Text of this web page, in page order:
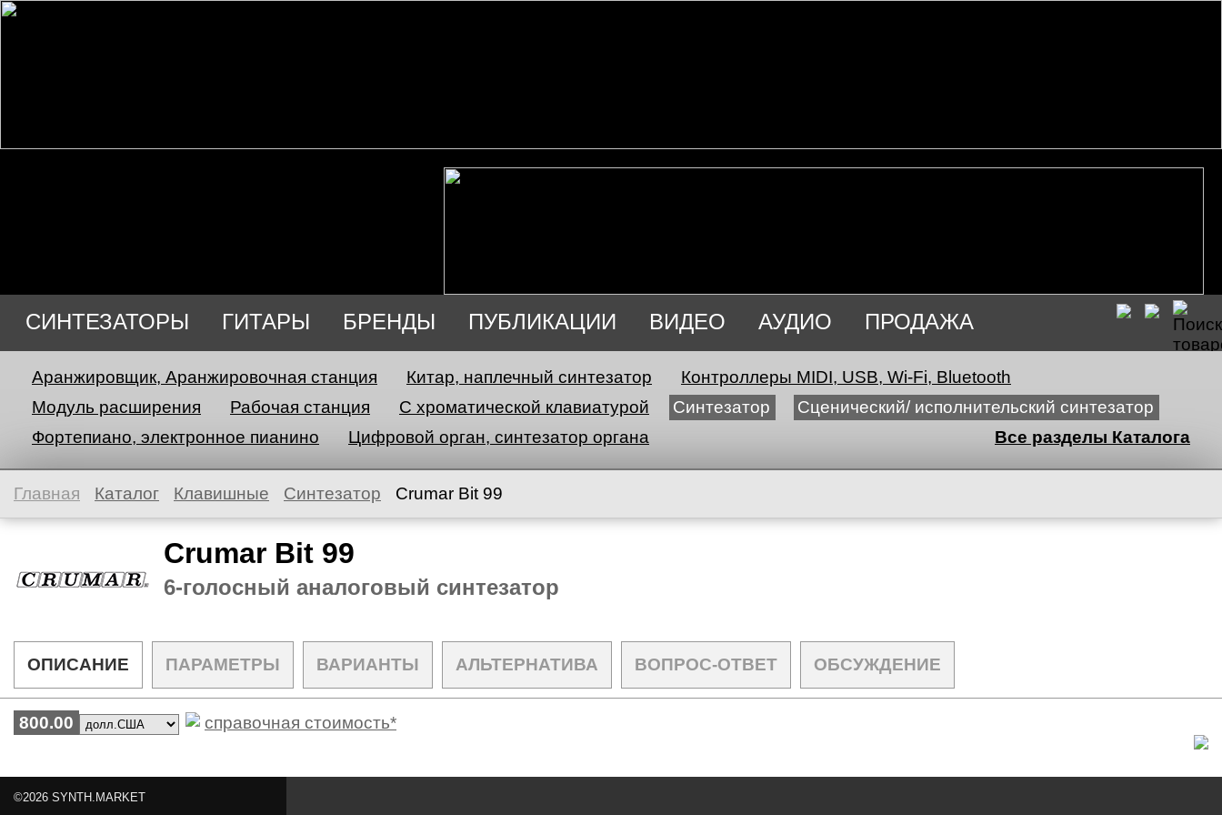
СИНТЕЗАТОРЫ ГИТАРЫ БРЕНДЫ ПУБЛИКАЦИИ ВИДЕО АУДИО ПРОДАЖА
Аранжировщик, Аранжировочная станция Китар, наплечный синтезатор
Контроллеры MIDI, USB, Wi-Fi, Bluetooth
Модуль расширения
Рабочая станция С хроматической клавиатурой Синтезатор
Сценический/ исполнительский синтезатор
Фортепиано, электронное пианино
Цифровой орган, синтезатор органа Все разделы Каталога
Главная Каталог Клавишные Синтезатор Crumar Bit 99
Crumar Bit 99
6-голосный аналоговый синтезатор
ОПИСАНИЕ ПАРАМЕТРЫ ВАРИАНТЫ АЛЬТЕРНАТИВА ВОПРОС-ОТВЕТ ОБСУЖДЕНИЕ
800.00 справочная стоимость*
©2026 SYNTH.MARKET